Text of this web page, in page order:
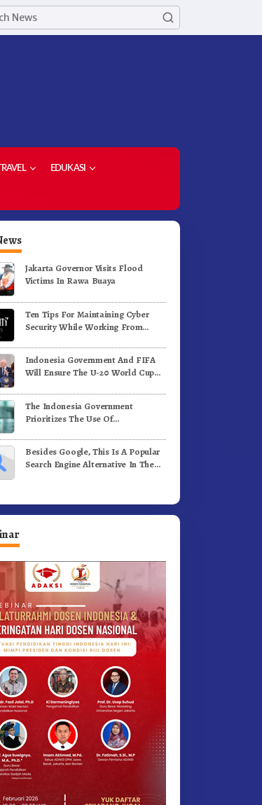
EDUKASI
SD dan
HUT RI
Sekda Karo
Karo Pimpin Laskar Biru
Bergerak.!
Jakarta Governor Visits Flood
Victims In Rawa Buaya
Ten Tips For Maintaining Cyber
Security While Working From
Indonesia Government And FIFA
Will Ensure The U-20 World Cup
Standards
The Indonesia Government
Prioritizes The Use Of
Vaccines
Besides Google, This Is A Popular
Search Engine Alternative In The